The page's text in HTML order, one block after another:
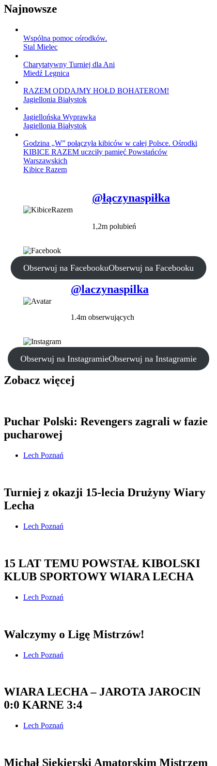
Najnowsze
Wspólna pomoc ośrodków.
Stal Mielec
Charytatywny Turniej dla Ani
Miedź Legnica
RAZEM ODDAJMY HOŁD BOHATEROM!
Jagiellonia Białystok
Jagiellońska Wyprawka
Jagiellonia Białystok
Godzina „W” połączyła kibiców w całej Polsce. Ośrodki
KIBICE RAZEM uczciły pamięć Powstańców
Warszawskich
Kibice Razem
@łączynaspiłka
1,2m polubień
Obserwuj na FacebookuObserwuj na Facebooku
@laczynaspilka
1.4m obserwujących
Obserwuj na InstagramieObserwuj na Instagramie
Zobacz więcej
Puchar Polski: Revengers zagrali w fazie
pucharowej
Lech Poznań
Turniej z okazji 15-lecia Drużyny Wiary
Lecha
Lech Poznań
15 LAT TEMU POWSTAŁ KIBOLSKI
KLUB SPORTOWY WIARA LECHA
Lech Poznań
Walczymy o Ligę Mistrzów!
Lech Poznań
WIARA LECHA – JAROTA JAROCIN
0:0 KARNE 3:4
Lech Poznań
Michał Siekierski Amatorskim Mistrzem